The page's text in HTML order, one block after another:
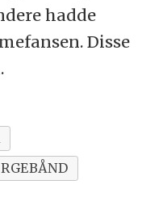
hadde
Disse